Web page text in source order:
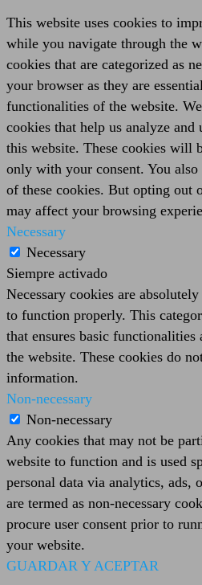
This website uses cookies to
while you navigate through the
cookies that are categorized as
your browser as they are
functionalities of the website.
cookies that help us analyze and
this website. These cookies will
only with your consent. You
of these cookies. But opting out
may affect your browsing
Necessary
Necessary
Siempre activado
Necessary cookies are
to function properly. This
that ensures basic functionalities
the website. These cookies do
information.
Non-necessary
Non-necessary
Any cookies that may not be
website to function and is used
personal data via analytics, ads,
are termed as non-necessary
procure user consent prior to
your website.
GUARDAR Y ACEPTAR